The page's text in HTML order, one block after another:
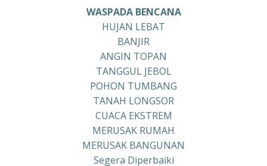
WASPADA BENCANA
HUJAN LEBAT
BANJIR
ANGIN TOPAN
TANGGUL JEBOL
POHON TUMBANG
TANAH LONGSOR
CUACA EKSTREM
MERUSAK RUMAH
MERUSAK BANGUNAN
Segera Diperbaiki